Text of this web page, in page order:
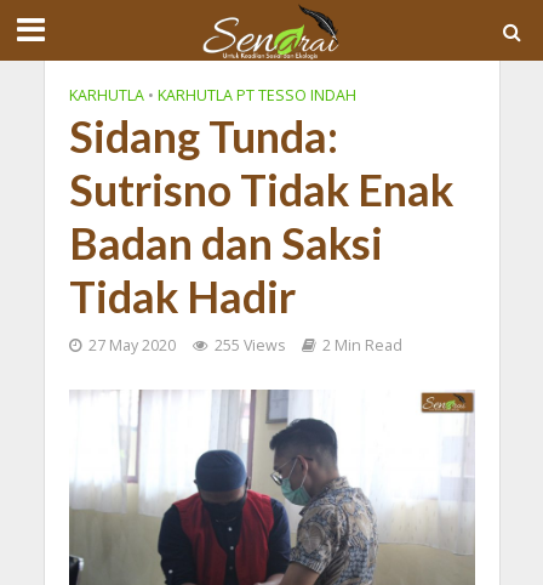
KARHUTLA • KARHUTLA PT TESSO INDAH
Sidang Tunda:
Sutrisno Tidak Enak
Badan dan Saksi
Tidak Hadir
27 May 2020 255 Views 2 Min Read